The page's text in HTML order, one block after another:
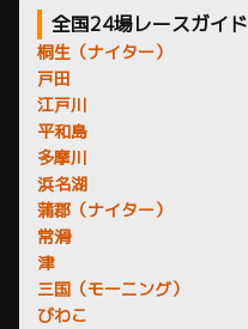
全国24場レースガイド
桐生（ナイター）
戸田
江戸川
平和島
多摩川
浜名湖
蒲郡（ナイター）
常滑
津
三国（モーニング）
びわこ